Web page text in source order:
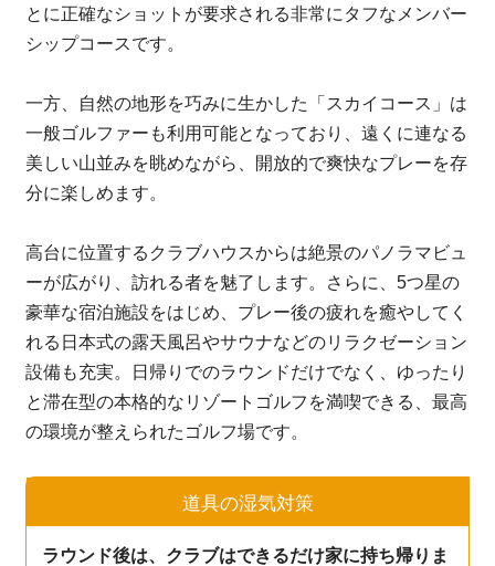
とに正確なショットが要求される非常にタフなメンバー
シップコースです。
一方、自然の地形を巧みに生かした「スカイコース」は
一般ゴルファーも利用可能となっており、遠くに連なる
美しい山並みを眺めながら、開放的で爽快なプレーを存
分に楽しめます。
高台に位置するクラブハウスからは絶景のパノラマビュ
ーが広がり、訪れる者を魅了します。さらに、5つ星の
豪華な宿泊施設をはじめ、プレー後の疲れを癒やしてく
れる日本式の露天風呂やサウナなどのリラクゼーション
設備も充実。日帰りでのラウンドだけでなく、ゆったり
と滞在型の本格的なリゾートゴルフを満喫できる、最高
の環境が整えられたゴルフ場です。
道具の湿気対策
ラウンド後は、クラブはできるだけ家に持ち帰りま